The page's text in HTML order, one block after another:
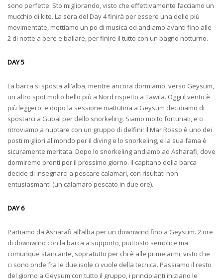
sono perfette. Sto migliorando, visto che effettivamente facciamo un
mucchio di kite. La sera del Day 4 finirà per essere una delle più
movimentate, mettiamo un po di musica ed andiamo avanti fino alle
2 di notte a bere e ballare, per finire il tutto con un bagno notturno.
DAY 5
La barca si sposta all’alba, mentre ancora dormiamo, verso Geysum,
un altro spot molto bello più a Nord rispetto a Tawila. Oggi il vento è
più leggero, e dopo la sessione mattutina a Geysum decidiamo di
spostarci a Gubal per dello snorkeling. Siamo molto fortunati, e ci
ritroviamo a nuotare con un gruppo di delfini! Il Mar Rosso è uno dei
posti migliori al mondo per il diving e lo snorkeling, e la sua fama è
sicuramente meritata. Dopo lo snorkeling andiamo ad Asharafi, dove
dormiremo pronti per il prossimo giorno. Il capitano della barca
decide di insegnarci a pescare calamari, con risultati non
entusiasmanti (un calamaro pescato in due ore).
DAY 6
Partiamo da Asharafi all’alba per un downwind fino a Geysum. 2 ore
di downwind con la barca a supporto, piuttosto semplice ma
comunque stancante, sopratutto per chi è alle prime armi, visto che
ci sono onde fra le due isole ci vuole della tecnica. Passiamo il resto
del giorno a Geysum con tutto il gruppo, i principianti iniziano le